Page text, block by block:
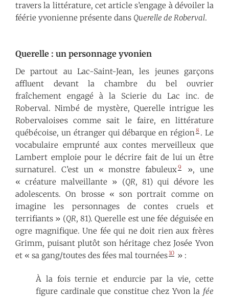
travers la littérature, cet article s’engage à dévoiler la
féérie yvonienne présente dans Querelle de Roberval.
Querelle : un personnage yvonien
De partout au Lac-Saint-Jean, les jeunes garçons
affluent devant la chambre du bel ouvrier
fraîchement engagé à la Scierie du Lac inc. de
Roberval. Nimbé de mystère, Querelle intrigue les
Robervalois·e·s comme sait le faire, en littérature
québécoise, un étranger qui débarque en région 8 . Le
vocabulaire emprunté aux contes merveilleux que
Lambert emploie pour le décrire fait de lui un être
surnaturel. C’est un « monstre fabuleux9
», une
« créature malveillante » (QR, 81) qui dévore les
adolescents. On brosse « son portrait comme on
imagine les personnages de contes cruels et
terrifiants » (QR, 81). Querelle est une fée déguisée en
ogre magnifique. Une fée qui ne doit rien aux frères
Grimm, puisant plutôt son héritage chez Josée Yvon
et « sa gang/toutes des fées mal tournées10 » :
À la fois ternie et endurcie par la vie, cette
figure cardinale que constitue chez Yvon la fée